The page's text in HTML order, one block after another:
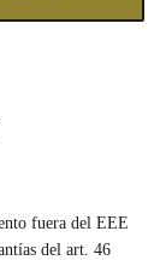
fuera del EEE
del art. 46